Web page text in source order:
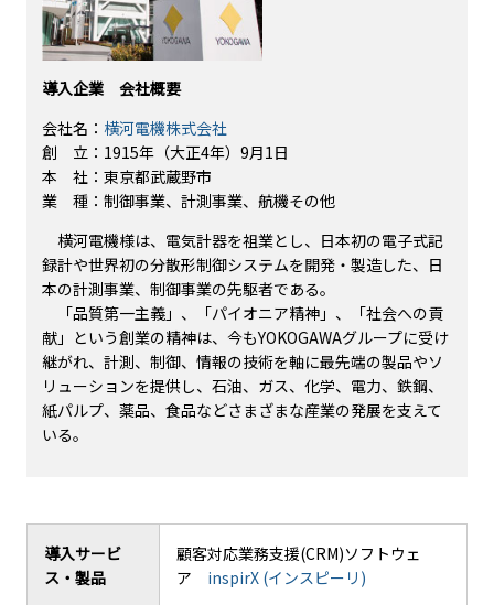
導入企業 会社概要
会社名： 横河電機株式会社
創 立：1915年（大正4年）9月1日
本 社：東京都武蔵野市
業 種：制御事業、計測事業、航機その他
横河電機様は、電気計器を祖業とし、日本初の電子式記
録計や世界初の分散形制御システムを開発・製造した、日
本の計測事業、制御事業の先駆者である。
「品質第一主義」、「パイオニア精神」、「社会への貢
献」という創業の精神は、今もYOKOGAWAグループに受け
継がれ、計測、制御、情報の技術を軸に最先端の製品やソ
リューションを提供し、石油、ガス、化学、電力、鉄鋼、
紙パルプ、薬品、食品などさまざまな産業の発展を支えて
いる。
導入サービ
ス・製品
顧客対応業務支援(CRM)ソフトウェ
ア inspirX (インスピーリ)